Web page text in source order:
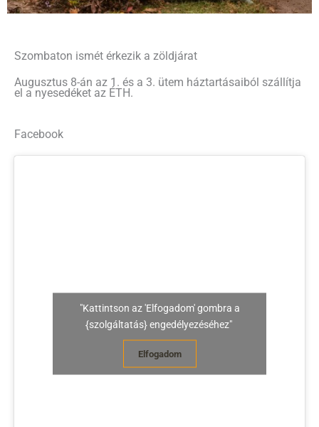
Szombaton ismét érkezik a zöldjárat
Augusztus 8-án az 1. és a 3. ütem háztartásaiból szállítja
el a nyesedéket az ÉTH.
Facebook
"Kattintson az 'Elfogadom' gombra a
{szolgáltatás} engedélyezéséhez"
Elfogadom